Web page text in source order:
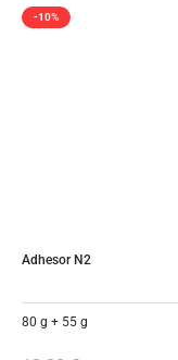
-10%
Adhesor N2
80 g + 55 g